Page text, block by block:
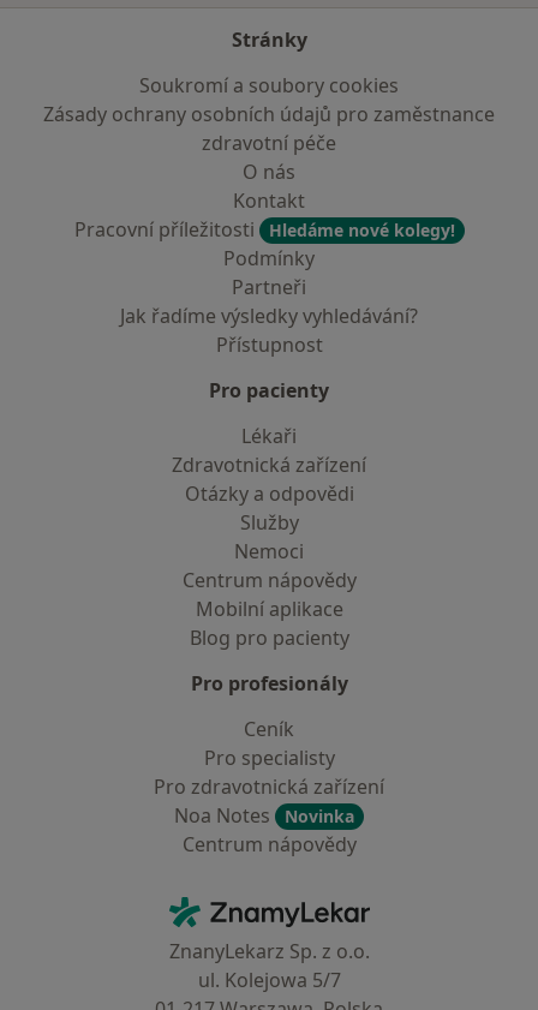
Stránky
Soukromí a soubory cookies
Zásady ochrany osobních údajů pro zaměstnance
zdravotní péče
O nás
Kontakt
Pracovní příležitosti
Hledáme nové kolegy!
Podmínky
Partneři
Jak řadíme výsledky vyhledávání?
Přístupnost
Pro pacienty
Lékaři
Zdravotnická zařízení
Otázky a odpovědi
Služby
Nemoci
Centrum nápovědy
Mobilní aplikace
Blog pro pacienty
Pro profesionály
Ceník
Pro specialisty
Pro zdravotnická zařízení
Noa Notes
Novinka
Centrum nápovědy
ZnamyLekar - Hlavní stránka
ZnanyLekarz Sp. z o.o.
ul. Kolejowa 5/7